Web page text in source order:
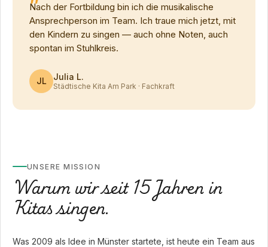
Nach der Fortbildung bin ich die musikalische
Ansprechperson im Team. Ich traue mich jetzt, mit
den Kindern zu singen — auch ohne Noten, auch
spontan im Stuhlkreis.
JL Julia L.
Städtische Kita Am Park · Fachkraft
UNSERE MISSION
Warum wir seit 15 Jahren in
Kitas singen.
Was 2009 als Idee in Münster startete, ist heute ein Team aus